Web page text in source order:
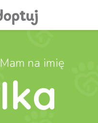
Mam na imię
Ika